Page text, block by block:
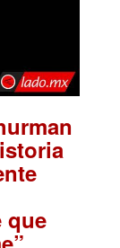
que